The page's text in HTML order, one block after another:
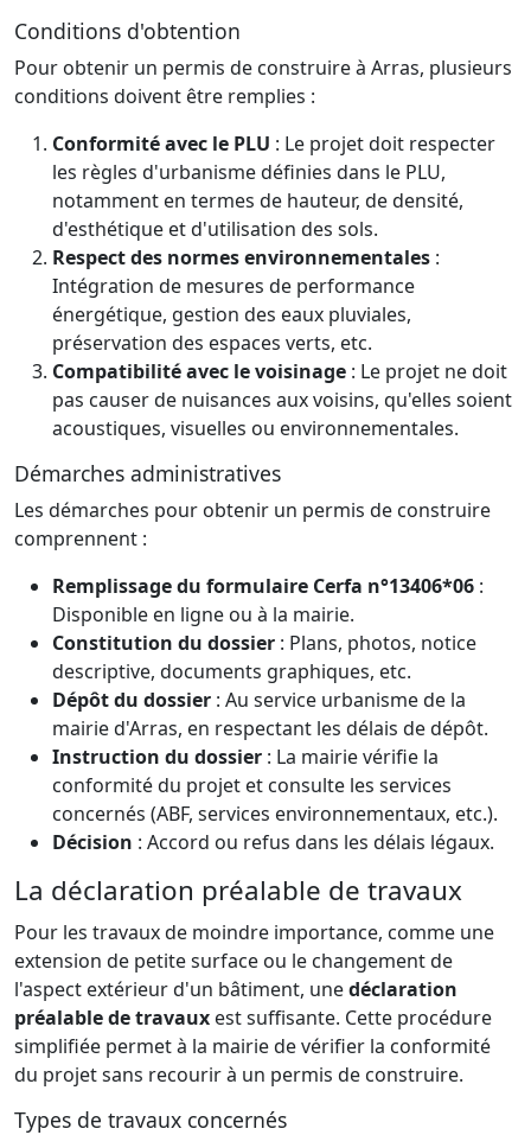
Conditions d'obtention
Pour obtenir un permis de construire à Arras, plusieurs
conditions doivent être remplies :
Conformité avec le PLU : Le projet doit respecter
les règles d'urbanisme définies dans le PLU,
notamment en termes de hauteur, de densité,
d'esthétique et d'utilisation des sols.
Respect des normes environnementales :
Intégration de mesures de performance
énergétique, gestion des eaux pluviales,
préservation des espaces verts, etc.
Compatibilité avec le voisinage : Le projet ne doit
pas causer de nuisances aux voisins, qu'elles soient
acoustiques, visuelles ou environnementales.
Démarches administratives
Les démarches pour obtenir un permis de construire
comprennent :
Remplissage du formulaire Cerfa n°13406*06 :
Disponible en ligne ou à la mairie.
Constitution du dossier : Plans, photos, notice
descriptive, documents graphiques, etc.
Dépôt du dossier : Au service urbanisme de la
mairie d'Arras, en respectant les délais de dépôt.
Instruction du dossier : La mairie vérifie la
conformité du projet et consulte les services
concernés (ABF, services environnementaux, etc.).
Décision : Accord ou refus dans les délais légaux.
La déclaration préalable de travaux
Pour les travaux de moindre importance, comme une
extension de petite surface ou le changement de
l'aspect extérieur d'un bâtiment, unedéclaration
préalable de travaux est suffisante. Cette procédure
simplifiée permet à la mairie de vérifier la conformité
du projet sans recourir à un permis de construire.
Types de travaux concernés